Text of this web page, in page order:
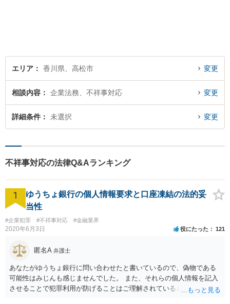
エリア 香川県、高松市 変更
相談内容 企業法務、不祥事対応 変更
詳細条件 未選択 変更
不祥事対応の法律Q&Aランキング
1
ゆうちょ銀行の個人情報要求と口座凍結の法的妥
当性
#企業犯罪 #不祥事対応 #金融業界
2020年6月3日 役にたった 121
匿名A 弁護士
あなたがゆうちょ銀行に問い合わせたと書いているので、偽物である
可能性はみじんも感じませんでした。 また、それらの個人情報を記入
させることで犯罪利用が防げることはご理解されているとおりです。